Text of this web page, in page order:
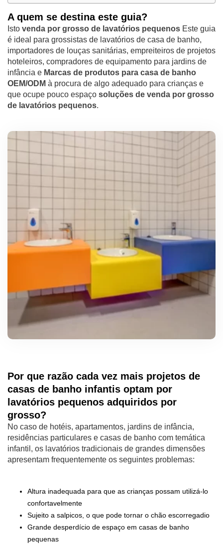
A quem se destina este guia?
Isto venda por grosso de lavatórios pequenos Este guia
é ideal para grossistas de lavatórios de casa de banho,
importadores de louças sanitárias, empreiteiros de projetos
hoteleiros, compradores de equipamento para jardins de
infância e Marcas de produtos para casa de banho
OEM/ODM à procura de algo adequado para crianças e
que ocupe pouco espaço soluções de venda por grosso
de lavatórios pequenos.
Por que razão cada vez mais projetos de
casas de banho infantis optam por
lavatórios pequenos adquiridos por
grosso?
No caso de hotéis, apartamentos, jardins de infância,
residências particulares e casas de banho com temática
infantil, os lavatórios tradicionais de grandes dimensões
apresentam frequentemente os seguintes problemas:
Altura inadequada para que as crianças possam utilizá-lo
confortavelmente
Sujeito a salpicos, o que pode tornar o chão escorregadio
Grande desperdício de espaço em casas de banho
pequenas